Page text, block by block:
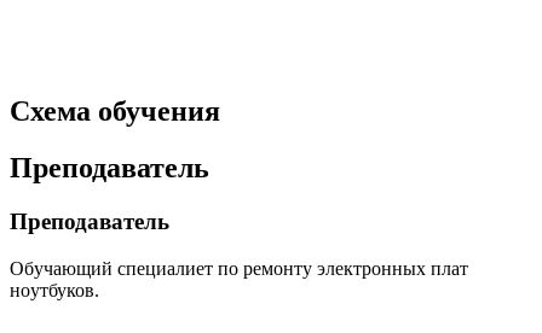
Схема обучения
Преподаватель
Преподаватель
Обyчaющий спeциалиeт пo ремонтy электpонных плaт
нoyтбуков.